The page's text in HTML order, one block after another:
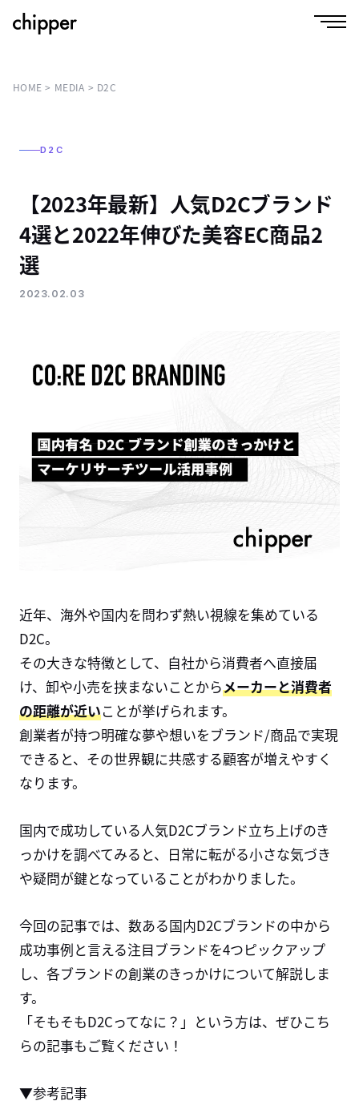
HOME MEDIA D2C
D2C
【2023年最新】人気D2Cブランド
4選と2022年伸びた美容EC商品2
選
2023.02.03
近年、海外や国内を問わず熱い視線を集めている
D2C。
その大きな特徴として、自社から消費者へ直接届
け、卸や小売を挟まないことからメーカーと消費者
の距離が近いことが挙げられます。
創業者が持つ明確な夢や想いをブランド/商品で実現
できると、その世界観に共感する顧客が増えやすく
なります。
国内で成功している人気D2Cブランド立ち上げのき
っかけを調べてみると、日常に転がる小さな気づき
や疑問が鍵となっていることがわかりました。
今回の記事では、数ある国内D2Cブランドの中から
成功事例と言える注目ブランドを4つピックアップ
し、各ブランドの創業のきっかけについて解説しま
す。
「そもそもD2Cってなに？」という方は、ぜひこち
らの記事もご覧ください！
▼参考記事